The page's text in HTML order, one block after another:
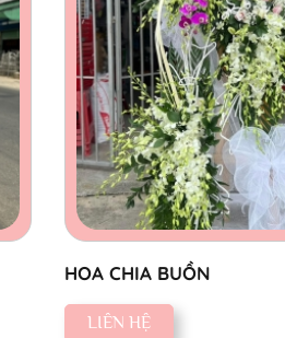
HOA CHIA BUỒN
LIÊN HỆ